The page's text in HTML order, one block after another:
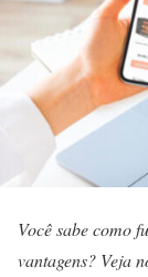
Você sabe como
vantagens? Veja